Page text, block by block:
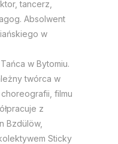
tancerz,
Absolwent
w
w Bytomiu.
twórca w
filmu
z
Bzdülöw,
Sticky